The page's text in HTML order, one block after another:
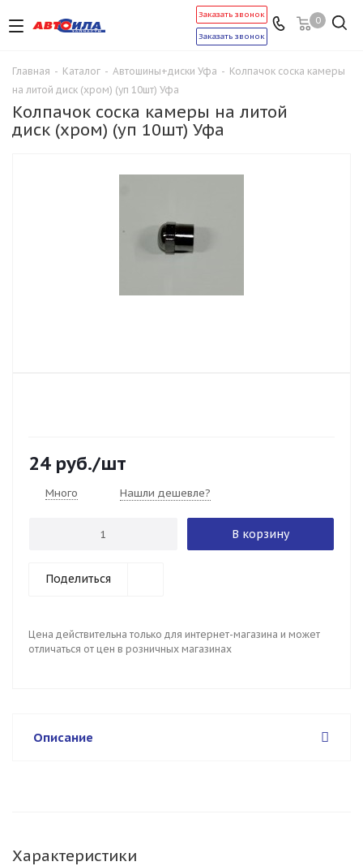
0
Заказать звонок
Заказать звонок
Главная - Каталог - Автошины+диски Уфа - Колпачок соска камеры
на литой диск (хром) (уп 10шт) Уфа
Колпачок соска камеры на литой
диск (хром) (уп 10шт) Уфа
24руб./шт
Много Нашли дешевле?
В корзину
Поделиться
Цена действительна только для интернет-магазина и может
отличаться от цен в розничных магазинах
Описание
Характеристики